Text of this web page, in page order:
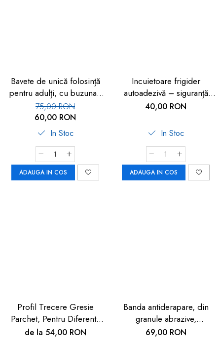
Bavete de unică folosință
pentru adulți, cu buzunar,
set 50 buc, FM-108
75,00 RON
60,00 RON
In Stoc
ADAUGA IN COS
Incuietoare frigider
autoadezivă – siguranță
copii 2 buc
40,00 RON
In Stoc
ADAUGA IN COS
Profil Trecere Gresie
Parchet, Pentru Diferenta
de Nivel, Culoare Lemn
de la 54,00 RON
Banda antiderapare, din
granule abrazive,
autoadeziva, 5m, neagra
69,00 RON